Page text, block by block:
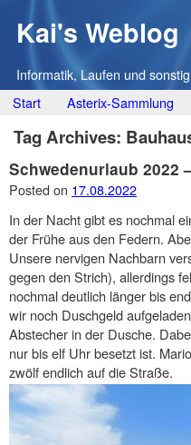
Kai's Weblog
Informatik, Laufen und
Main menu
Skip
to
content
Start Asterix-Sammlung
Tag Archives:
Schwedenurlaub 2022
Posted on 17.08.2022
In der Nacht gibt es nochmal
der Frühe aus den Federn.
Unsere nervigen Nachbarn
gegen den Strich), allerdings
nochmal deutlich länger bis
wir noch Duschgeld
Abstecher in der Dusche.
nur bis elf Uhr besetzt ist.
zwölf endlich auf die Straße.